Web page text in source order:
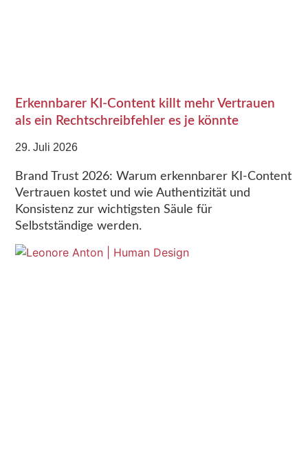
Erkennbarer KI-Content killt mehr Vertrauen
als ein Rechtschreibfehler es je könnte
29. Juli 2026
Brand Trust 2026: Warum erkennbarer KI-Content
Vertrauen kostet und wie Authentizität und
Konsistenz zur wichtigsten Säule für
Selbstständige werden.